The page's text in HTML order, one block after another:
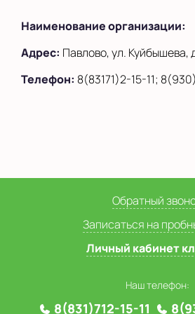
Наименование организации:
Адрес: Павлово, ул. Куйбышева,
Телефон: 8(83171)2-15-11;
Обратный
Записаться на
Личный кабинет
Наш телефон:
8(831)712-15-11